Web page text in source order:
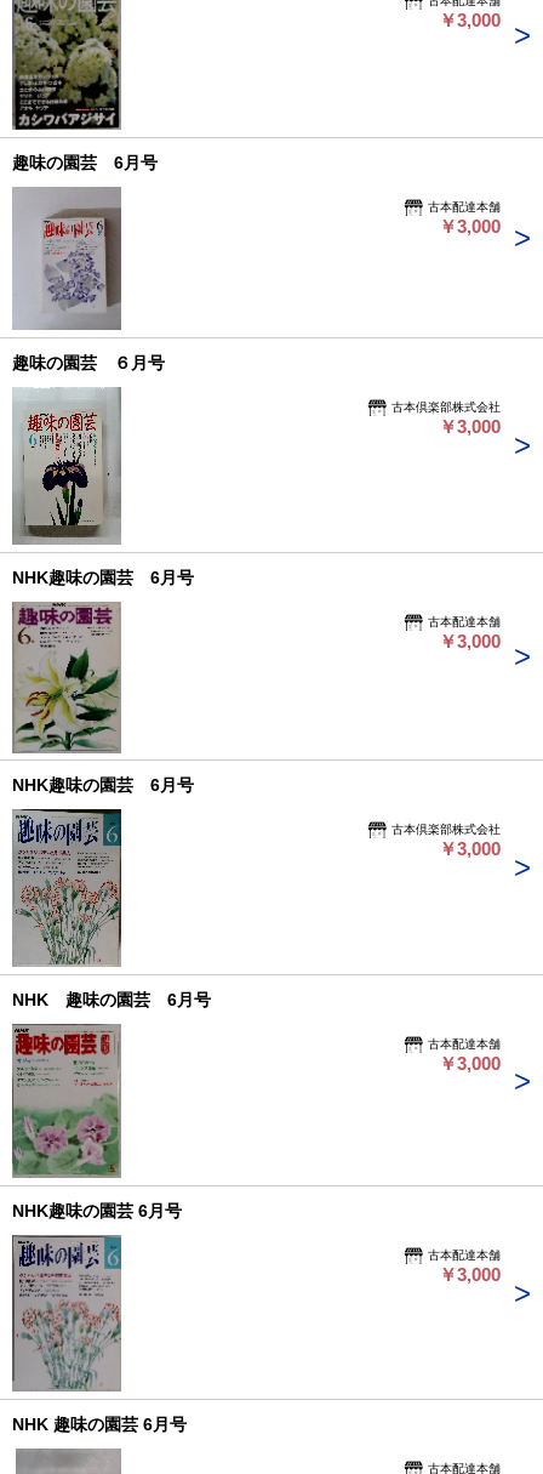
￥3,000
趣味の園芸 6月号
古本配達本舗
￥3,000
趣味の園芸 ６月号
古本倶楽部株式会社
￥3,000
NHK趣味の園芸 6月号
古本配達本舗
￥3,000
NHK趣味の園芸 6月号
古本倶楽部株式会社
￥3,000
NHK 趣味の園芸 6月号
古本配達本舗
￥3,000
NHK趣味の園芸 6月号
古本配達本舗
￥3,000
NHK 趣味の園芸 6月号
古本配達本舗